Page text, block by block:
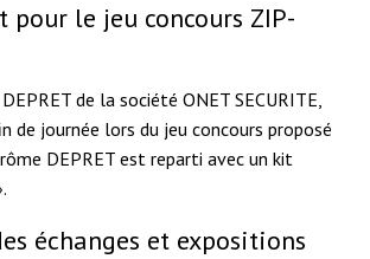
pour le jeu concours ZIP-
de la société ONET SECURITE,
de journée lors du jeu concours proposé
DEPRET est reparti avec un kit
échanges et expositions